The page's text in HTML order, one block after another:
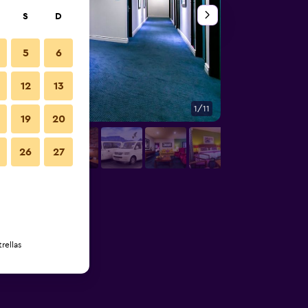
1/11
S D
5 6
12 13
19 20
26 27